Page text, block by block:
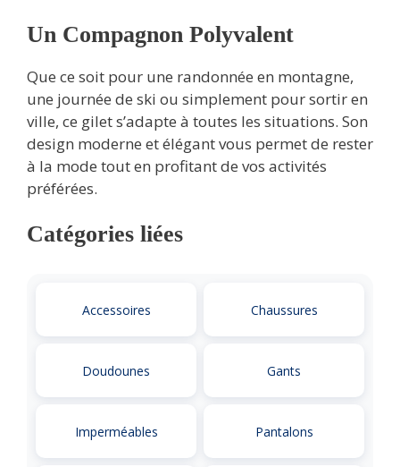
Un Compagnon Polyvalent
Que ce soit pour une randonnée en montagne,
une journée de ski ou simplement pour sortir en
ville, ce gilet s’adapte à toutes les situations. Son
design moderne et élégant vous permet de rester
à la mode tout en profitant de vos activités
préférées.
Catégories liées
Accessoires Chaussures
Doudounes Gants
Imperméables Pantalons